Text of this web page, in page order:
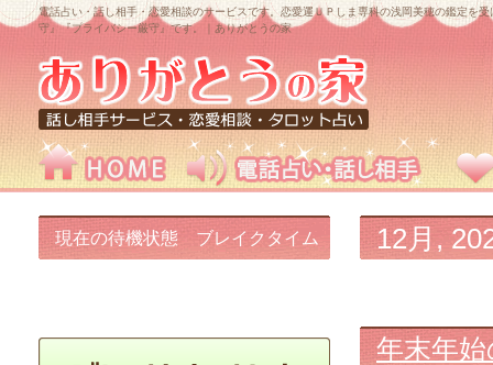
電話占い・話し相手・恋愛相談のサービスです。恋愛運ＵＰしま専科の浅岡美穂の鑑定
守』『プライバシー厳守』です。｜ありがとうの家
12月,
年末年
現在の待機状態 ブレイクタイム